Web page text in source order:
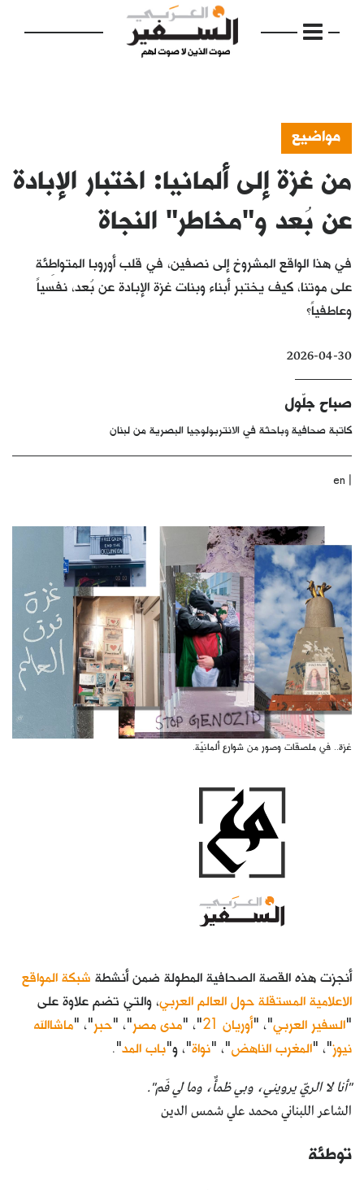
الرئيسية
مواضيع
فكرة
دفاتر
بالصورة
كتّابنا
الأرشيف
مواضيع
من غزة إلى ألمانيا: اختبار الإبادة
عن بُعد و"مخاطر" النجاة
في هذا الواقع المشروخ إلى نصفين، في قلب أوروبا المتواطِئة
على موتنا، كيف يختبر أبناء وبنات غزة الإبادة عن بُعد، نفسياً
وعاطفياً؟
2026-04-30
صباح جلّول
كاتبة صحافية وباحثة في الانتربولوجيا البصرية من لبنان
|
en
غزة.. في ملصقات وصور من شوارع ألمانيّة.
أنجزت هذه القصة الصحافية المطولة ضمن أنشطة شبكة المواقع
الاعلامية المستقلة حول العالم العربي، والتي تضم علاوة على
"السفير العربي"، "أوريان 21 "، "مدى مصر"، "حبر"، "ماشاالله
نيوز"، "المغرب الناهض"، "نواة"، و"باب المد".
"أنا لا الريّ يرويني، وبي ظمأٌ، وما لي فَم".
الشاعر اللبناني محمد علي شمس الدين
توطئة